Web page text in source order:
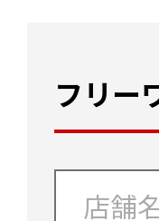
フリー